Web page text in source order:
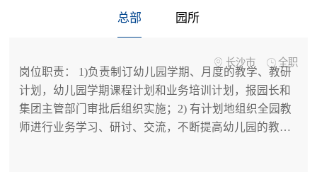
总部 园所
长沙市 全职
岗位职责： 1)负责制订幼儿园学期、月度的教学、教研
计划，幼儿园学期课程计划和业务培训计划，报园长和
集团主管部门审批后组织实施；2) 有计划地组织全园教
师进行业务学习、研讨、交流，不断提高幼儿园的教学